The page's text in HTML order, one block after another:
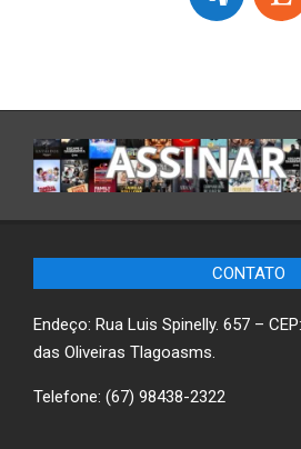
CONTATO
Endeço: Rua Luis Spinelly. 657 –
das Oliveiras Tlagoasms.
Telefone: (67) 98438-2322